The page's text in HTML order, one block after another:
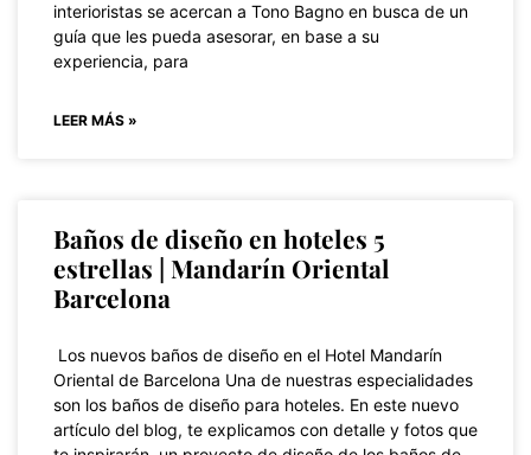
interioristas se acercan a Tono Bagno en busca de un
guía que les pueda asesorar, en base a su
experiencia, para
LEER MÁS »
Baños de diseño en hoteles 5
estrellas | Mandarín Oriental
Barcelona
Los nuevos baños de diseño en el Hotel Mandarín
Oriental de Barcelona Una de nuestras especialidades
son los baños de diseño para hoteles. En este nuevo
artículo del blog, te explicamos con detalle y fotos que